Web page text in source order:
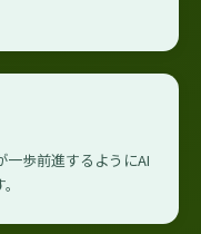
歩前進するようにAI